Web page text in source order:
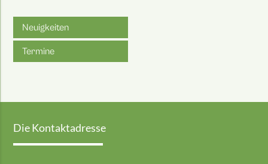
Neuigkeiten
Termine
Die Kontaktadresse